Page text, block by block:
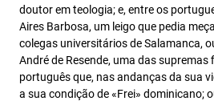
doutor em teologia; e, entre os
Aires Barbosa, um leigo que pedia
colegas universitários de Salamanca,
André de Resende, uma das
português que, nas andanças da sua
a sua condição de «Frei» dominicano;